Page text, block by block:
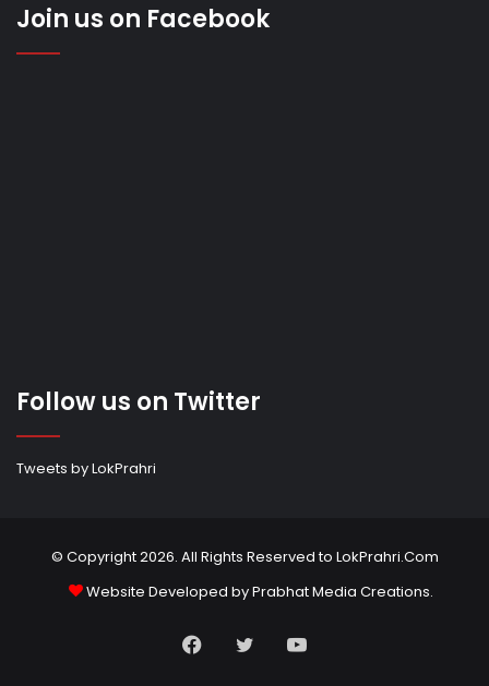
Join us on Facebook
Follow us on Twitter
Tweets by LokPrahri
© Copyright 2026. All Rights Reserved to LokPrahri.Com
Website Developed byPrabhat Media Creations.
Facebook
TwitterYouTube